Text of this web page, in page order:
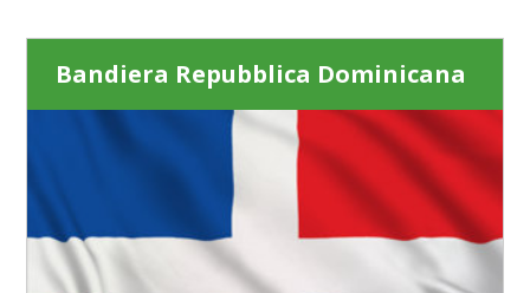
Bandiera Repubblica Dominicana